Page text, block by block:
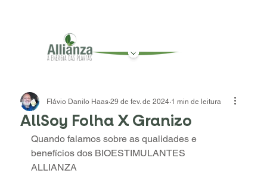
AllSoy Folha X Granizo
Flávio Danilo Haas 29 de fev. de 2024 1 min de leitura
Quando falamos sobre as qualidades e
benefícios dos BIOESTIMULANTES
ALLIANZA